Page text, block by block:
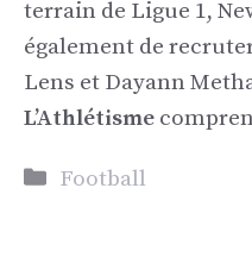
terrain de Ligue 1,
également de
Lens et Dayann
L’Athlétisme
Catégories
Football